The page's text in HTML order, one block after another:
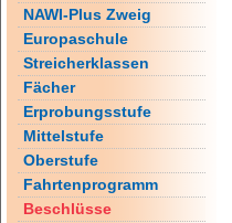
NAWI-Plus Zweig
Europaschule
Streicherklassen
Fächer
Erprobungsstufe
Mittelstufe
Oberstufe
Fahrtenprogramm
Beschlüsse